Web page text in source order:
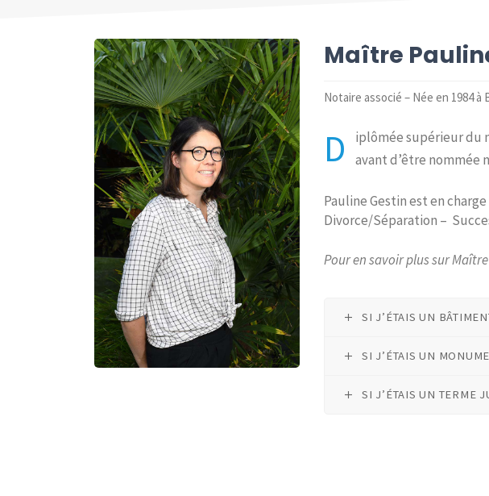
Maître
Notaire associé – Née en 1984 à
D
iplômée supérieur du
avant d’être nommée
Pauline Gestin est en
Divorce/Séparation –
Pour en savoir plus sur
SI J’ÉTAIS UN
SI J’ÉTAIS UN
SI J’ÉTAIS UN TERME